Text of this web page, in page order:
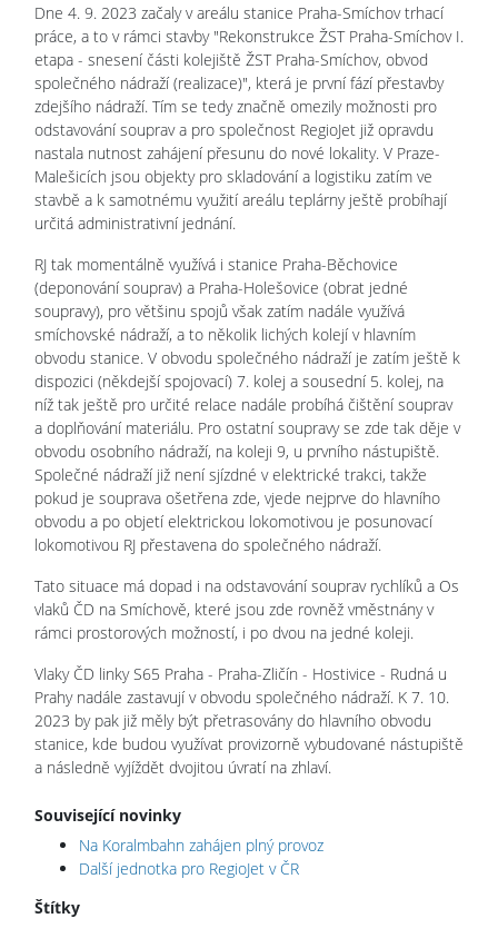
Dne 4. 9. 2023 začaly v areálu stanice Praha-Smíchov trhací
práce, a to v rámci stavby "Rekonstrukce ŽST Praha-Smíchov I.
etapa - snesení části kolejiště ŽST Praha-Smíchov, obvod
společného nádraží (realizace)", která je první fází přestavby
zdejšího nádraží. Tím se tedy značně omezily možnosti pro
odstavování souprav a pro společnost RegioJet již opravdu
nastala nutnost zahájení přesunu do nové lokality. V Praze-
Malešicích jsou objekty pro skladování a logistiku zatím ve
stavbě a k samotnému využití areálu teplárny ještě probíhají
určitá administrativní jednání.
RJ tak momentálně využívá i stanice Praha-Běchovice
(deponování souprav) a Praha-Holešovice (obrat jedné
soupravy), pro většinu spojů však zatím nadále využívá
smíchovské nádraží, a to několik lichých kolejí v hlavním
obvodu stanice. V obvodu společného nádraží je zatím ještě k
dispozici (někdejší spojovací) 7. kolej a sousední 5. kolej, na
níž tak ještě pro určité relace nadále probíhá čištění souprav
a doplňování materiálu. Pro ostatní soupravy se zde tak děje v
obvodu osobního nádraží, na koleji 9, u prvního nástupiště.
Společné nádraží již není sjízdné v elektrické trakci, takže
pokud je souprava ošetřena zde, vjede nejprve do hlavního
obvodu a po objetí elektrickou lokomotivou je posunovací
lokomotivou RJ přestavena do společného nádraží.
Tato situace má dopad i na odstavování souprav rychlíků a Os
vlaků ČD na Smíchově, které jsou zde rovněž vměstnány v
rámci prostorových možností, i po dvou na jedné koleji.
Vlaky ČD linky S65 Praha - Praha-Zličín - Hostivice - Rudná u
Prahy nadále zastavují v obvodu společného nádraží. K 7. 10.
2023 by pak již měly být přetrasovány do hlavního obvodu
stanice, kde budou využívat provizorně vybudované nástupiště
a následně vyjíždět dvojitou úvratí na zhlaví.
Související novinky
Na Koralmbahn zahájen plný provoz
Další jednotka pro RegioJet v ČR
Štítky